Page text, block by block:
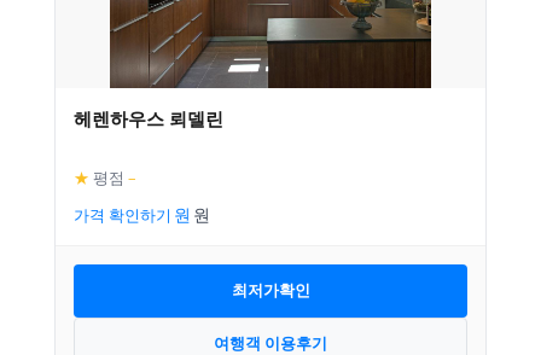
헤렌하우스 뢰델린
★ 평점 –
가격 확인하기
최저가확인
여행객 이용후기